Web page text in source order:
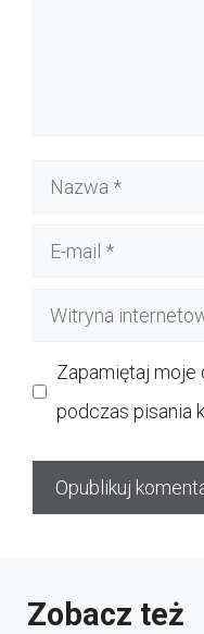
Nazwa
Witryna
Zapamiętaj
podczas pisania
Zobacz też